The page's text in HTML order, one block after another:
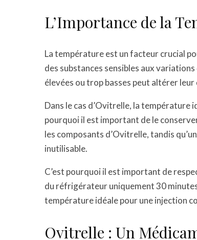
L’Importance de la
La température est un facteur crucial
des substances sensibles aux
élevées ou trop basses peut altérer
Dans le cas d’Ovitrelle, la température
pourquoi il est important de le
les composants d’Ovitrelle, tandis
inutilisable.
C’est pourquoi il est important de
du réfrigérateur uniquement 30
température idéale pour une injection
Ovitrelle : Un